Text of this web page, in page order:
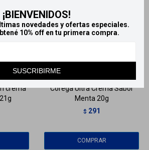
¡BIENVENIDOS!
novedades y ofertas especiales.
10% off en tu primera compra.
SUSCRIBIRME
crema
Corega Ultra Crema Sabor
Menta 20g
$ 291